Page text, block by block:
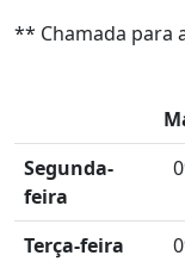
** Chamada para
Segunda-
feira
Terça-feira